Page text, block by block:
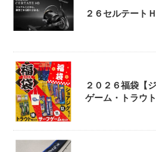
２６セルテート
２０２６福袋【
ゲーム・トラウト